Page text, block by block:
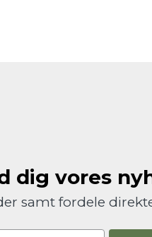
dig vores
samt fordele